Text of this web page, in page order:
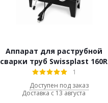
Аппарат для раструбной
сварки труб Swissplast 160R
1
Доступен под заказ
Доставка с 13 августа